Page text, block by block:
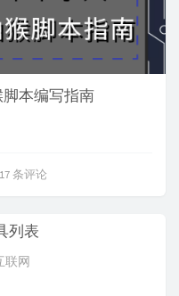
本编写指南
17 条评论
列表
联网